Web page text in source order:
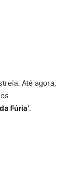
Até agora,
Fúria’.